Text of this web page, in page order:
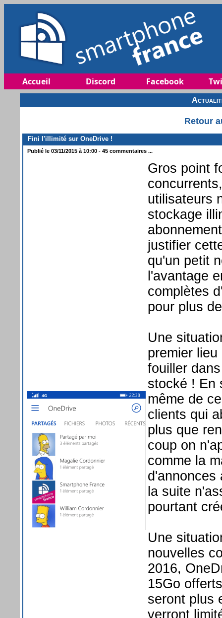
Accueil Discord Facebook
Retour
Fini l'illimité sur OneDrive !
Publié le 03/11/2015 à 10:00 - 45 commentaires ...
Gros point
utilisateurs
stockage
justifier
qu'un petit
l'avantage
complètes
pour plus
Une
premier
fouiller
stocké ! En
même de
clients qui
plus que
coup on
comme la
d'annonces
la suite
pourtant
Une
nouvelles
2016,
15Go
seront plus
verront